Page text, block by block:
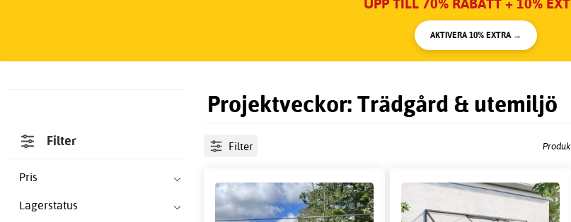
AKTIVERA 10% EXTRA →
Projektveckor: Trädgård & utemiljö
Filter
Pris
Lagerstatus
Filter